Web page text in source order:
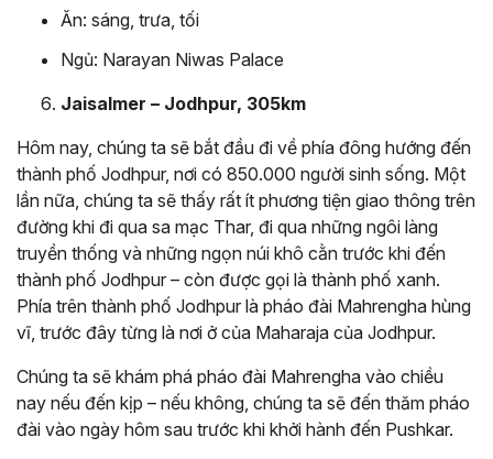
Ăn: sáng, trưa, tối
Ngủ: Narayan Niwas Palace
Jaisalmer – Jodhpur, 305km
Hôm nay, chúng ta sẽ bắt đầu đi về phía đông hướng đến
thành phố Jodhpur, nơi có 850.000 người sinh sống. Một
lần nữa, chúng ta sẽ thấy rất ít phương tiện giao thông trên
đường khi đi qua sa mạc Thar, đi qua những ngôi làng
truyền thống và những ngọn núi khô cằn trước khi đến
thành phố Jodhpur – còn được gọi là thành phố xanh.
Phía trên thành phố Jodhpur là pháo đài Mahrengha hùng
vĩ, trước đây từng là nơi ở của Maharaja của Jodhpur.
Chúng ta sẽ khám phá pháo đài Mahrengha vào chiều
nay nếu đến kịp – nếu không, chúng ta sẽ đến thăm pháo
đài vào ngày hôm sau trước khi khởi hành đến Pushkar.